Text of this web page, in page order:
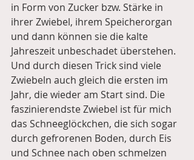
in Form von Zucker bzw. Stärke in
ihrer Zwiebel, ihrem Speicherorgan
und dann können sie die kalte
Jahreszeit unbeschadet überstehen.
Und durch diesen Trick sind viele
Zwiebeln auch gleich die ersten im
Jahr, die wieder am Start sind. Die
faszinierendste Zwiebel ist für mich
das Schneeglöckchen, die sich sogar
durch gefrorenen Boden, durch Eis
und Schnee nach oben schmelzen